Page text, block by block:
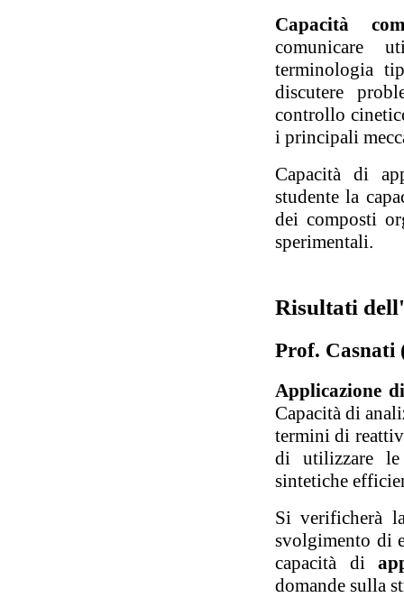
Capacità
comunicare
terminologia
discutere
controllo
i principali
Capacità di
studente la
dei composti
sperimentali.
Risultati
Prof. Casnati
Applicazione
Capacità di
termini di
di utilizzare le
sintetiche
Si verificherà
svolgimento di
capacità di
domande sulla